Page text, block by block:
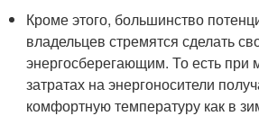
Кроме этого, большинство
владельцев стремятся сделать
энергосберегающим. То есть при
затратах на энергоносители
комфортную температуру как в